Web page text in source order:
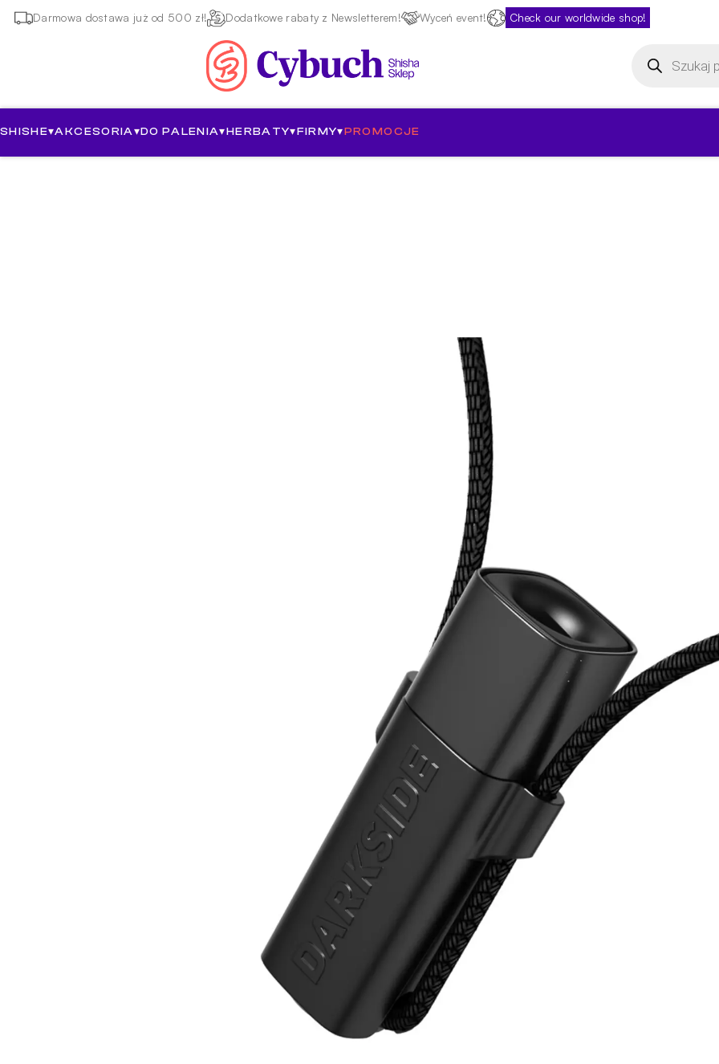
Darmowa dostawa już od 500 zł! Dodatkowe rabaty z Newsletterem! Wyceń event! Check our worldwide shop!
produktów
SHISHE▾AKCESORIA▾DO PALENIA▾HERBATY▾FIRMY▾PROMOCJE